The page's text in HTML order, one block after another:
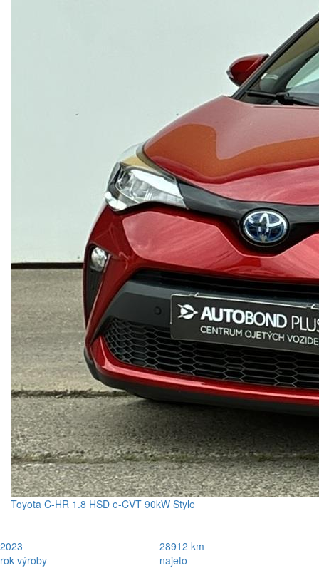
Toyota C-HR 1.8 HSD e-CVT 90kW Style
2023
rok výroby
28912 km
najeto